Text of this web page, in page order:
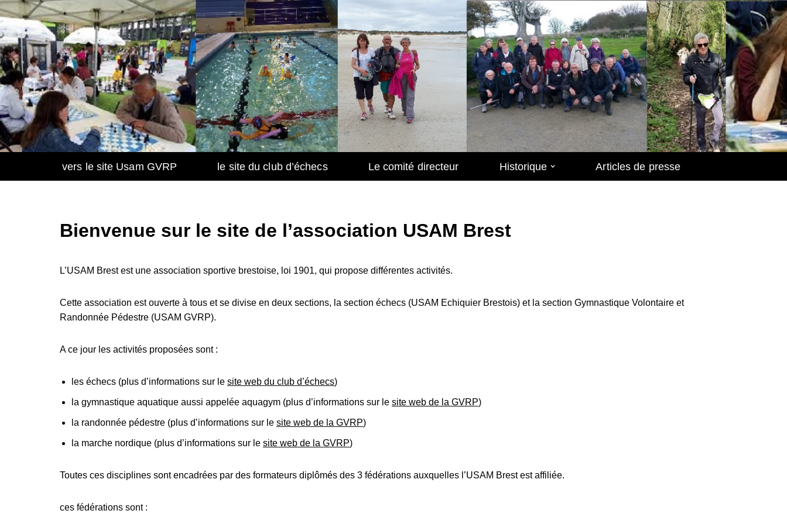
Aller
au
contenu
vers le site Usam GVRP le site du club d’échecs Le comité directeur Historique Articles de presse
Bienvenue sur le site de l’association USAM Brest
L’USAM Brest est une association sportive brestoise, loi 1901, qui propose différentes activités.
Cette association est ouverte à tous et se divise en deux sections, la section échecs (USAM Echiquier Brestois) et la section Gymnastique Volontaire et
Randonnée Pédestre (USAM GVRP).
A ce jour les activités proposées sont :
les échecs (plus d’informations sur le site web du club d’échecs)
la gymnastique aquatique aussi appelée aquagym (plus d’informations sur le site web de la GVRP)
la randonnée pédestre (plus d’informations sur le site web de la GVRP)
la marche nordique (plus d’informations sur le site web de la GVRP)
Toutes ces disciplines sont encadrées par des formateurs diplômés des 3 fédérations auxquelles l’USAM Brest est affiliée.
ces fédérations sont :